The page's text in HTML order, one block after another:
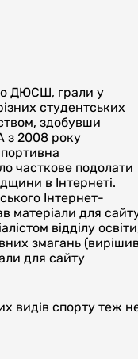
ДЮСШ, грали у
студентських
здобувши
з 2008 року
часткове подолати
в Інтернеті.
Інтернет-
матеріали для
відділу
змагань (вирішив
для сайту
видів спорту теж